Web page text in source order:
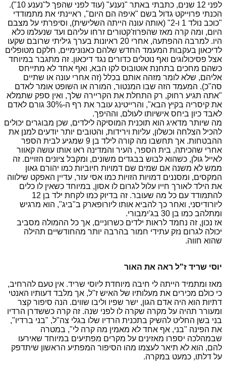
לפני 12 שנים, כתבתי באתר "נענע" (עוד לפני שהפך ל"נענע 10").
הכנתי פרוייקט גדול בשם "איפה הם היום", ראיינתי את מתמודדי
"כוכב נולד 1 ו-2" (אותה עונה הייתה השלישית), וסיפרתי על מצבם
היום, ומה קרה מאז שהפרוז'קטורים זרחו עליהם ועד שנעלמו כלא
היו. למרבה ההפתעה, אחרי 20 ראיונות בערך גיליתי שרובם שקעו
לדיכאון בעקבות המעמד החדש שלהם כאנונימיים, חלקם מטופלים
אצל פסיכולוגים ואף נוטלים כדורים נגד דיכאון. זה מתגבר במיוחד
כשהם מחכים בתחנת אוטובוס לקו הבא, ואף אחד לא מתייחס
אליהם, שלא לומר מזהה אותם בכלל (זה אחרי עונה או שתיים
סה"כ). המעמד הזה שבו המנטור, המורה או השופט אומר לאדם
"אתה תגיע רחוק, רק התחלת את הקריירה שלך, ואין ספק שתמלא
את קיסריה בקיץ הבא", והרייטינג עובר את רף ה-30% גורם לאדם
לאבד כיון ביחס אישיותו לעולם, וההיפך.
מה שיותר מדאיג הוא תוכנית המוסיקה לילדים, שכן מבוגרים יכולים
להכיל הצלחה וכשלון, עליות וירידות, והטובים יותר יודעים למנן את
ההבטחות. אך תחשבו מה קורה לילד בן 9 שמגיע לבית הספר
אחרי שהכיתה, בית הספר, העיר והמדינה ראו אותו עושה קאוור
לאייל גולן, כשהוא לבוש בבגדים משונים, ומקבל ציונים הזויים. זה
ממש לא משנה אם שמים שם דמויות חיוביות כמו יהורם גאון
המקסים, ומסננים דמויות הזויות כמו אסי עזר, עדיין האפקט שילווה
את הילד לאורך חייו עלול לגרום לו אסון, במיוחד כשאין לו כלים
להתמודד עם כל מה שעובר. זה בדיוק כמו לקחת ילד בן 12
ליורודיסני, ואחר כך להביא אותו ליורופארק ב"ביג", הוא מרגיש
ומתלהב כמו בן 30 בג'ימבורי.
אז נכון, זה נחמד לראות ילדים כשרוניים, אך כל ההמולה מסביב
יכולה לגרום נזק עתידי חמור בהרבה יותר מהחודשיים תהילה
שהוא חווה.
יוסי שריד ז"ל ראה את האור
מאז ומתמיד הייתה לי חיבה מיוחדת ליוסי שריד. אין טעם להרחיב,
כי כולם מכירים את מעלותיו של האיש ז"ל, אך מלבד דעותיו האנטי
דתיות הוא היה אדם הגון, ישר שפיו וליבו שווים. הנה סיפור קצר
ומעורר תהיה על מקרה שקרה לו לפני שנה. זה קרה כששדרן הרדיו
בני בשן החליט להשיק בתכנית הרדיו שלו בגלי צה"ל, "בני ברדיו",
את הפינה "בני, אף אחד לא מאמין מה קרה לי", במטרה
שבמהלכה יספרו מאזינים על מקרים מפתיעים במיוחד שאירעו
להם, הוא לא תיאר לעצמו מהו הסיפור המפתיע הראשון שיתדפק
על דלתו, כמעט במקרה.